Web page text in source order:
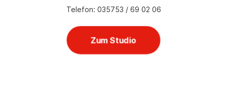
Telefon: 035753 / 69 02 06
Zum Studio